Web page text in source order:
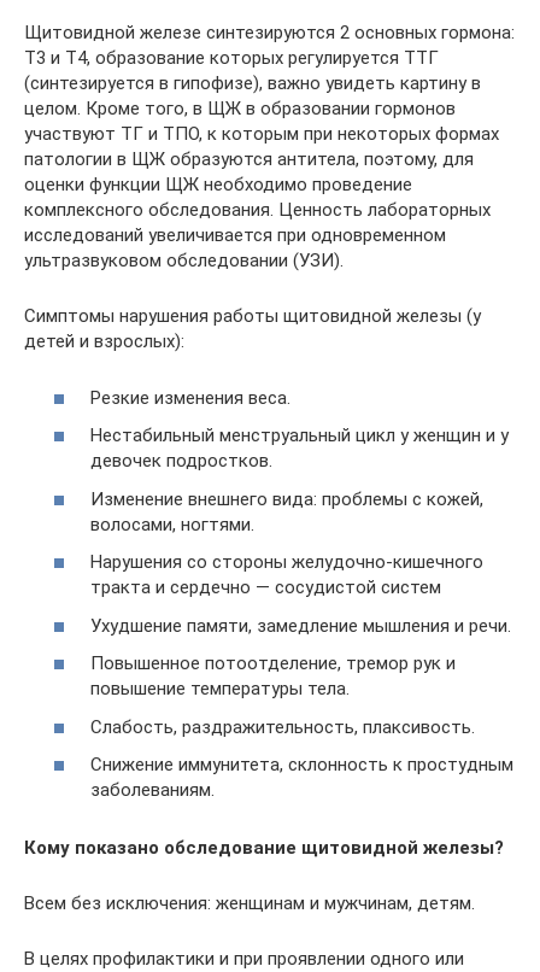
Щитовидной железе синтезируются 2 основных гормона:
Т3 и Т4, образование которых регулируется ТТГ
(синтезируется в гипофизе), важно увидеть картину в
целом. Кроме того, в ЩЖ в образовании гормонов
участвуют ТГ и ТПО, к которым при некоторых формах
патологии в ЩЖ образуются антитела, поэтому, для
оценки функции ЩЖ необходимо проведение
комплексного обследования. Ценность лабораторных
исследований увеличивается при одновременном
ультразвуковом обследовании (УЗИ).
Симптомы нарушения работы щитовидной железы (у
детей и взрослых):
Резкие изменения веса.
Нестабильный менструальный цикл у женщин и у
девочек подростков.
Изменение внешнего вида: проблемы с кожей,
волосами, ногтями.
Нарушения со стороны желудочно-кишечного
тракта и сердечно — сосудистой систем
Ухудшение памяти, замедление мышления и речи.
Повышенное потоотделение, тремор рук и
повышение температуры тела.
Слабость, раздражительность, плаксивость.
Снижение иммунитета, склонность к простудным
заболеваниям.
Кому показано обследование щитовидной железы?
Всем без исключения: женщинам и мужчинам, детям.
В целях профилактики и при проявлении одного или